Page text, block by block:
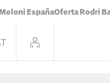
Meloni EspañaOferta Rodri